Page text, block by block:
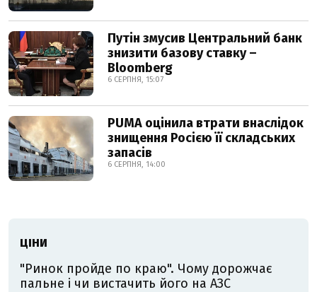
Путін змусив Центральний банк
знизити базову ставку –
Bloomberg
6 СЕРПНЯ, 15:07
PUMA оцінила втрати внаслідок
знищення Росією її складських
запасів
6 СЕРПНЯ, 14:00
ЦІНИ
"Ринок пройде по краю". Чому дорожчає
пальне і чи вистачить його на АЗС